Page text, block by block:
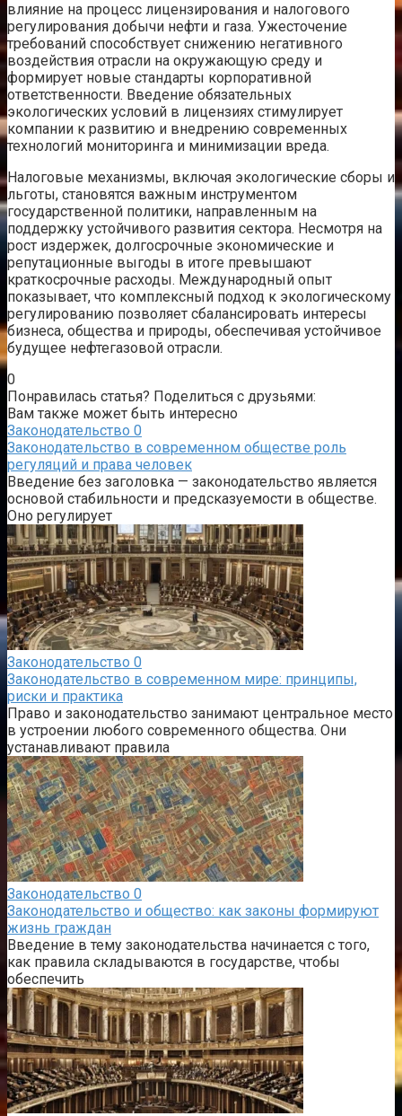
влияние на процесс лицензирования и налогового
регулирования добычи нефти и газа. Ужесточение
требований способствует снижению негативного
воздействия отрасли на окружающую среду и
формирует новые стандарты корпоративной
ответственности. Введение обязательных
экологических условий в лицензиях стимулирует
компании к развитию и внедрению современных
технологий мониторинга и минимизации вреда.
Налоговые механизмы, включая экологические сборы и
льготы, становятся важным инструментом
государственной политики, направленным на
поддержку устойчивого развития сектора. Несмотря на
рост издержек, долгосрочные экономические и
репутационные выгоды в итоге превышают
краткосрочные расходы. Международный опыт
показывает, что комплексный подход к экологическому
регулированию позволяет сбалансировать интересы
бизнеса, общества и природы, обеспечивая устойчивое
будущее нефтегазовой отрасли.
0
Понравилась статья? Поделиться с друзьями:
Вам также может быть интересно
Законодательство 0
Законодательство в современном обществе роль
регуляций и права человек
Введение без заголовка — законодательство является
основой стабильности и предсказуемости в обществе.
Оно регулирует
Законодательство 0
Законодательство в современном мире: принципы,
риски и практика
Право и законодательство занимают центральное место
в устроении любого современного общества. Они
устанавливают правила
Законодательство 0
Законодательство и общество: как законы формируют
жизнь граждан
Введение в тему законодательства начинается с того,
как правила складываются в государстве, чтобы
обеспечить